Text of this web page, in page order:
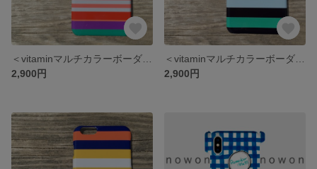
2,900円
2,900円